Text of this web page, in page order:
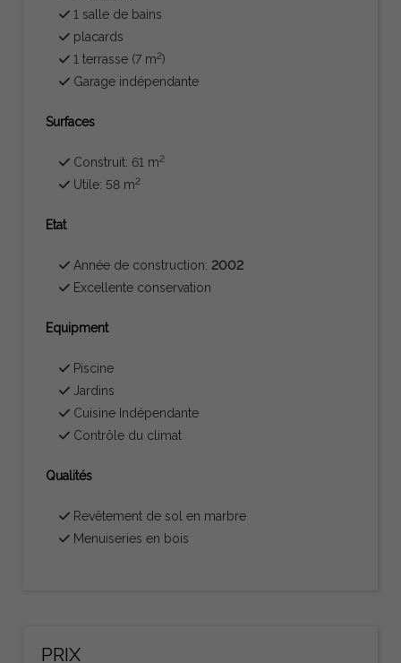
1 salle de bains
placards
1 terrasse (7 m2)
Garage indépendante
Surfaces
Construit: 61 m2
Utile: 58 m2
Etat
Année de construction: 2002
Excellente conservation
Equipment
Piscine
Jardins
Cuisine Indépendante
Contrôle du climat
Qualités
Revêtement de sol en marbre
Menuiseries en bois
PRIX